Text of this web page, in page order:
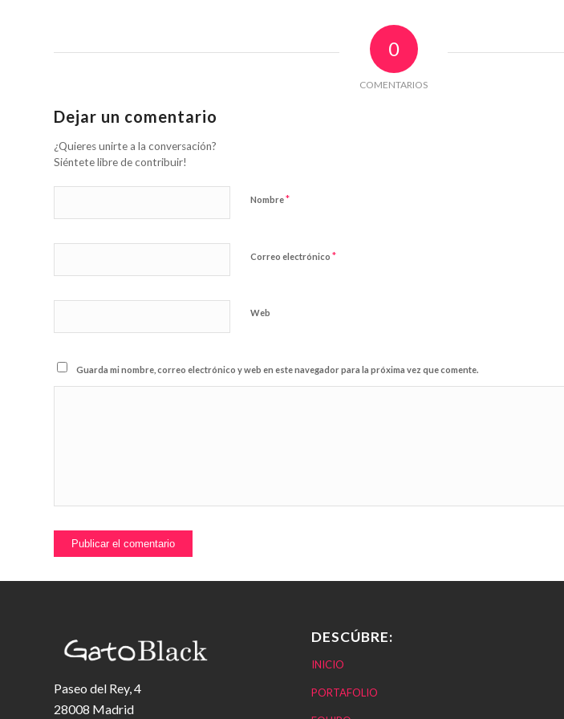
0
COMENTARIOS
Dejar un comentario
¿Quieres unirte a la conversación?
Siéntete libre de contribuir!
Nombre*
Correo electrónico *
Web
Guarda mi nombre, correo electrónico y web en este navegador para la próxima vez que comente.
Paseo del Rey, 4
28008 Madrid
DESCÚBRE:
INICIO
PORTAFOLIO